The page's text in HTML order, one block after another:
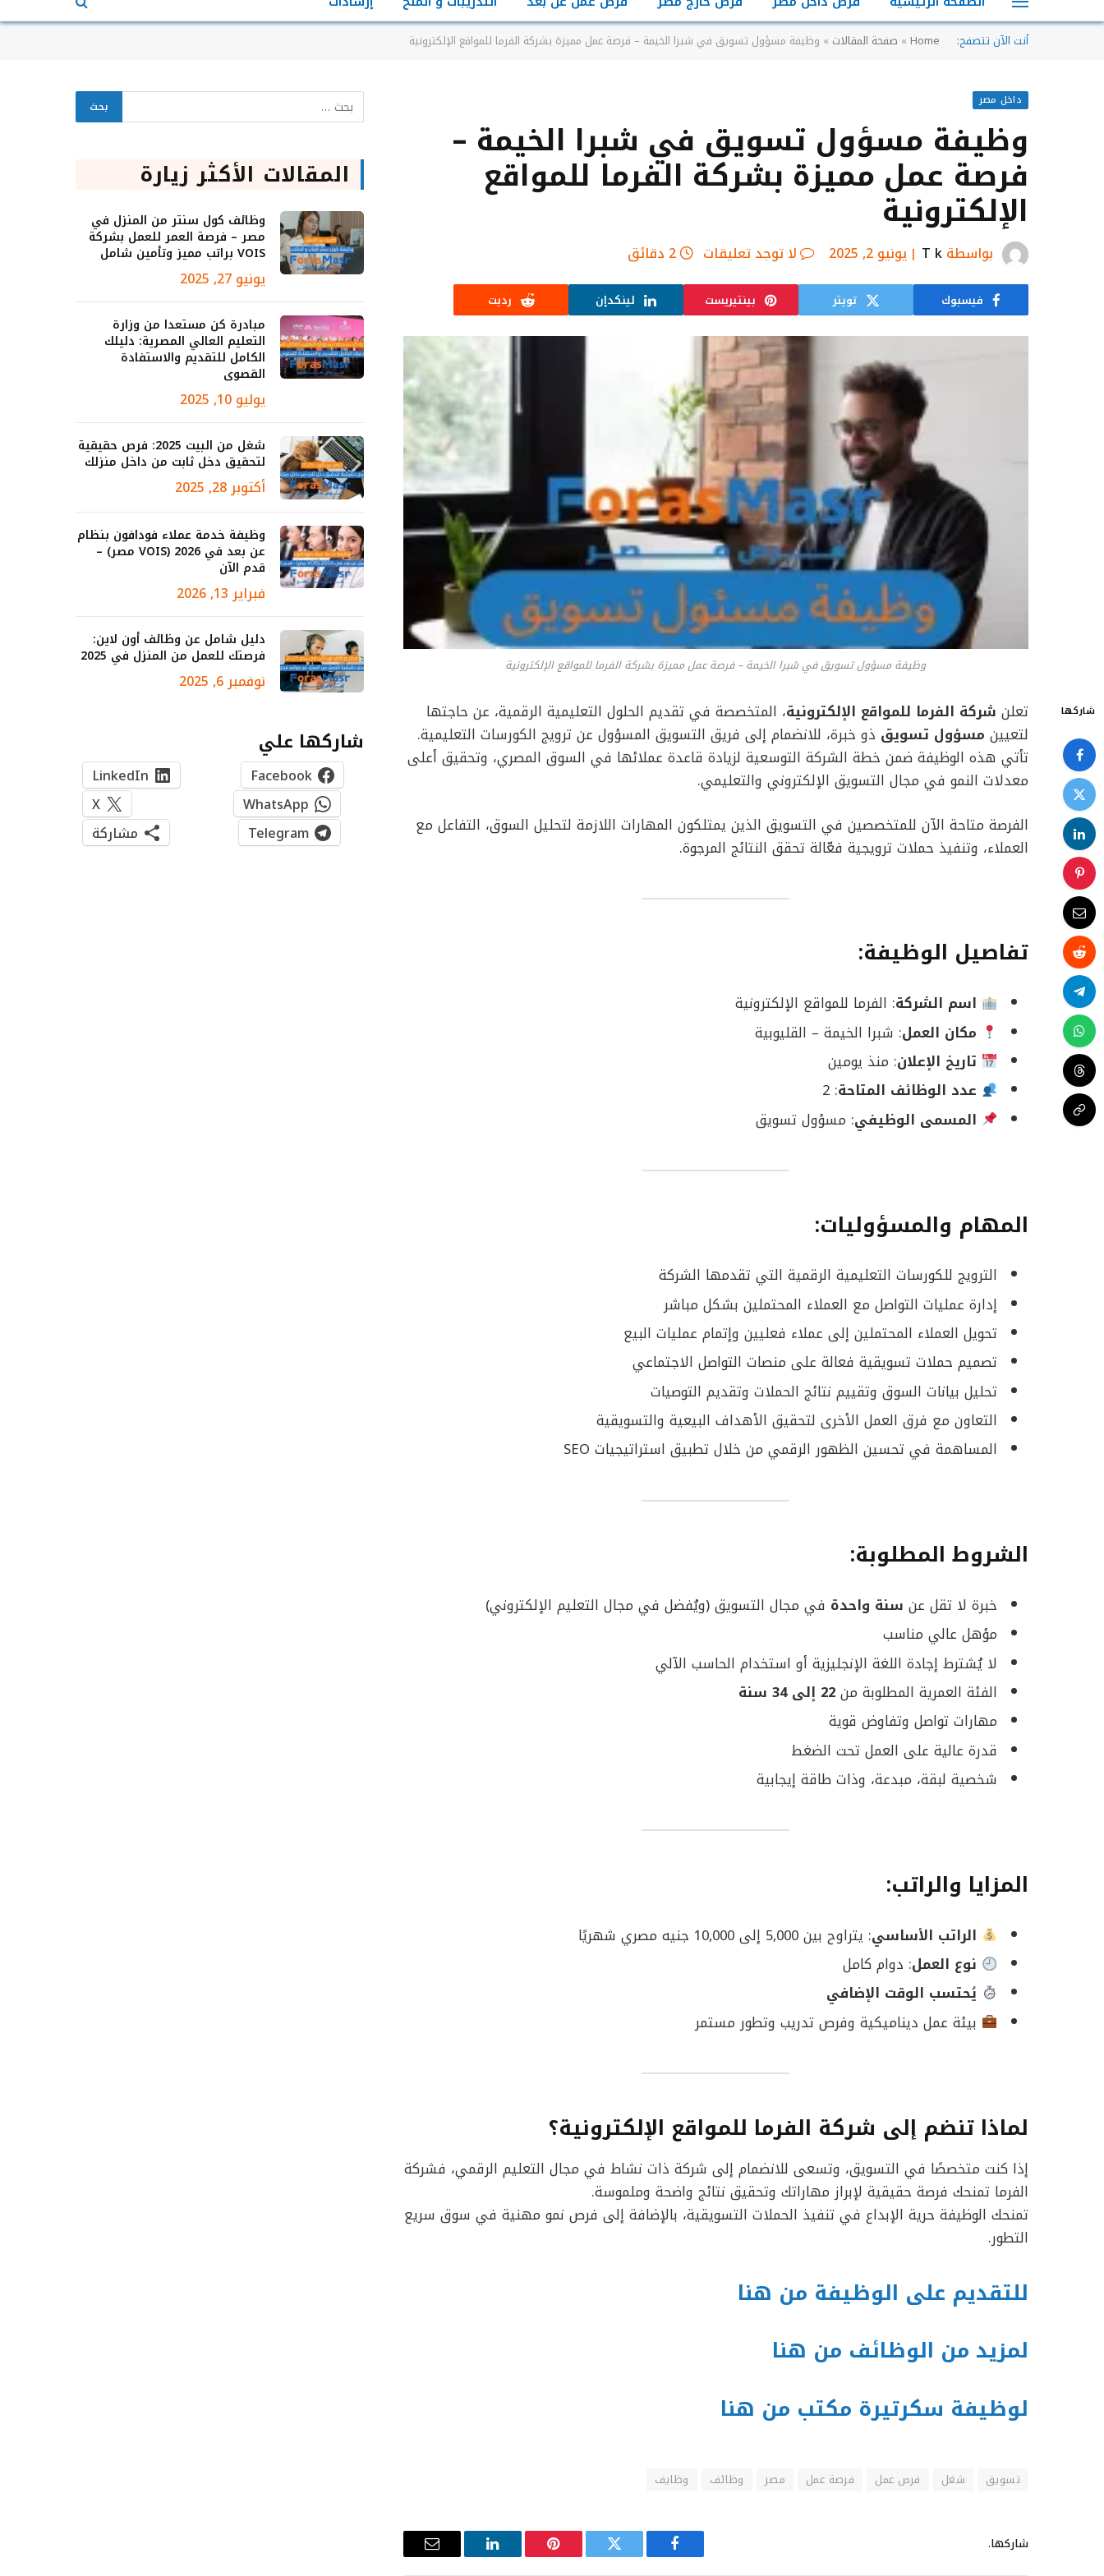
أنت الآن تتصفح: Home
» صفحة المقالات » وظيفة مسؤول تسويق في شبرا الخيمة – فرصة عمل مميزة بشركة الفرما للمواقع الإلكترونية
داخل مصر
وظيفة مسؤول تسويق في شبرا الخيمة –
فرصة عمل مميزة بشركة الفرما للمواقع
الإلكترونية
بواسطةT k يونيو 2, 2025 لا توجد تعليقات 2 دقائق
فيسبوك تويتر بينتيريست لينكدإن رديت
وظيفة مسؤول تسويق في شبرا الخيمة – فرصة عمل مميزة بشركة الفرما للمواقع الإلكترونية
شاركها تعلن شركة الفرما للمواقع الإلكترونية، المتخصصة في تقديم الحلول التعليمية الرقمية، عن حاجتها
لتعيين مسؤول تسويق ذو خبرة، للانضمام إلى فريق التسويق المسؤول عن ترويج الكورسات التعليمية.
تأتي هذه الوظيفة ضمن خطة الشركة التوسعية لزيادة قاعدة عملائها في السوق المصري، وتحقيق أعلى
معدلات النمو في مجال التسويق الإلكتروني والتعليمي.
الفرصة متاحة الآن للمتخصصين في التسويق الذين يمتلكون المهارات اللازمة لتحليل السوق، التفاعل مع
العملاء، وتنفيذ حملات ترويجية فعّالة تحقق النتائج المرجوة.
تفاصيل الوظيفة:
اسم الشركة: الفرما للمواقع الإلكترونية
مكان العمل: شبرا الخيمة – القليوبية
تاريخ الإعلان: منذ يومين
عدد الوظائف المتاحة: 2
المسمى الوظيفي: مسؤول تسويق
المهام والمسؤوليات:
الترويج للكورسات التعليمية الرقمية التي تقدمها الشركة
إدارة عمليات التواصل مع العملاء المحتملين بشكل مباشر
تحويل العملاء المحتملين إلى عملاء فعليين وإتمام عمليات البيع
تصميم حملات تسويقية فعالة على منصات التواصل الاجتماعي
تحليل بيانات السوق وتقييم نتائج الحملات وتقديم التوصيات
التعاون مع فرق العمل الأخرى لتحقيق الأهداف البيعية والتسويقية
المساهمة في تحسين الظهور الرقمي من خلال تطبيق استراتيجيات SEO
الشروط المطلوبة:
خبرة لا تقل عن سنة واحدة في مجال التسويق (ويُفضل في مجال التعليم الإلكتروني)
مؤهل عالي مناسب
لا يُشترط إجادة اللغة الإنجليزية أو استخدام الحاسب الآلي
الفئة العمرية المطلوبة من22 إلى 34 سنة
مهارات تواصل وتفاوض قوية
قدرة عالية على العمل تحت الضغط
شخصية لبقة، مبدعة، وذات طاقة إيجابية
المزايا والراتب:
الراتب الأساسي: يتراوح بين 5,000 إلى 10,000 جنيه مصري شهريًا
نوع العمل: دوام كامل
يُحتسب الوقت الإضافي
بيئة عمل ديناميكية وفرص تدريب وتطور مستمر
لماذا تنضم إلى شركة الفرما للمواقع الإلكترونية؟
إذا كنت متخصصًا في التسويق، وتسعى للانضمام إلى شركة ذات نشاط في مجال التعليم الرقمي، فشركة
الفرما تمنحك فرصة حقيقية لإبراز مهاراتك وتحقيق نتائج واضحة وملموسة.
تمنحك الوظيفة حرية الإبداع في تنفيذ الحملات التسويقية، بالإضافة إلى فرص نمو مهنية في سوق سريع
التطور.
للتقديم على الوظيفة من هنا
لمزيد من الوظائف من هنا
لوظيفة سكرتيرة مكتب من هنا
تسويق شغل فرص عمل فرصة عمل مصر وظائف وظايف
شاركها.
فيسبوك تويتر بينتيريستلينكدإن
البريد
المقالات الأكثر زيارة
وظائف كول سنتر من المنزل في
مصر – فرصة العمر للعمل بشركة
VOIS براتب مميز وتأمين شامل
يونيو 27, 2025
مبادرة كن مستعدا من وزارة
التعليم العالي المصرية: دليلك
الكامل للتقديم والاستفادة
القصوى
يوليو 10, 2025
شغل من البيت 2025: فرص حقيقية
لتحقيق دخل ثابت من داخل منزلك
أكتوبر 28, 2025
وظيفة خدمة عملاء فودافون بنظام
عن بعد في 2026 (VOIS مصر) –
قدم الآن
فبراير 13, 2026
دليل شامل عن وظائف أون لاين:
فرصتك للعمل من المنزل في 2025
نوفمبر 6, 2025
شاركها علي
Facebook
LinkedIn
WhatsApp
X
Telegram
مشاركة